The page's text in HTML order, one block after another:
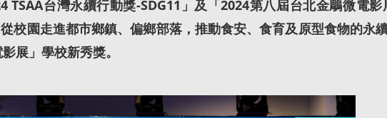
TSAA台灣永續行動獎-SDG11」及「2024第八屆台北金鵰微電
校園走進都市鄉鎮、偏鄉部落，推動食安、食育及原型食物的
展」學校新秀獎。